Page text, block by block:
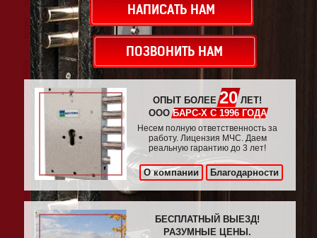
НАПИСАТЬ НАМ
ПОЗВОНИТЬ НАМ
ОПЫТ БОЛЕЕ20ЛЕТ!
ОООБАРС-Х С 1996 ГОДА
Несем полную ответственность за
работу. Лицензия МЧС. Даем
реальную гарантию до 3 лет!
О компании Благодарности
БЕСПЛАТНЫЙ ВЫЕЗД!
РАЗУМНЫЕ ЦЕНЫ.